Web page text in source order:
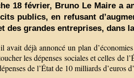
18 février, Bruno Le Maire a
publics, en refusant
des grandes entreprises, dans
avait déjà annoncé un plan
les dépenses sociales et celles de
de l’État de 10 milliards d’euros